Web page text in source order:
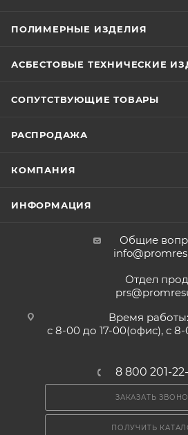
ПОЛИМЕРНЫЕ ИЗДЕЛИЯ
АСБЕСТОВЫЕ ТЕХНИЧЕСКИЕ
СОПУТСТВУЮЩИЕ ТОВАРЫ
РАСПРОДАЖА
КОМПАНИЯ
ИНФОРМАЦИЯ
Общие
Отдел
Время
с 8-00 до 17-00(офис), с
8 800 201-
ЗАКАЗАТЬ
ПОЛУЧИТЬ